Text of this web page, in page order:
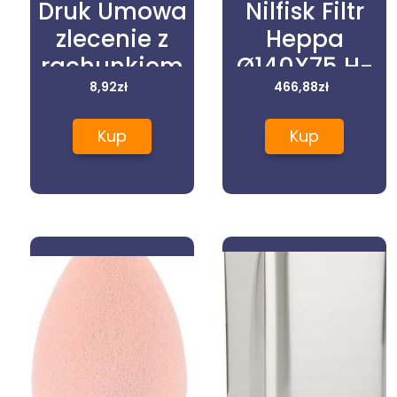
Druk Umowa
zlecenie z
rachunkiem
Typograf
01054 A4
8,92zł
Kup
Nilfisk Filtr
Heppa
Ø140X75 H-
Class
107413555
466,88zł
Kup